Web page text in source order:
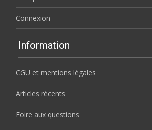
Connexion
Information
CGU et mentions légales
Articles récents
Foire aux questions